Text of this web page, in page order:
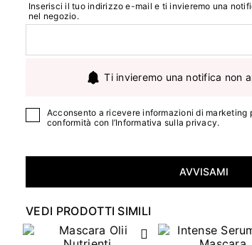
Inserisci il tuo indirizzo e-mail e ti invieremo una
nel negozio.
Ti invieremo una notifica non
Acconsento a ricevere informazioni di marketing
conformità con l’Informativa sulla privacy.
AVVISAMI
VEDI PRODOTTI SIMILI